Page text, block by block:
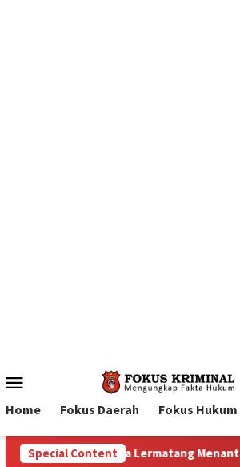
Menu
Home Fokus Daerah Fokus Hukum
Special Content
Lahan: Antara Dugaan Konspirasi dan